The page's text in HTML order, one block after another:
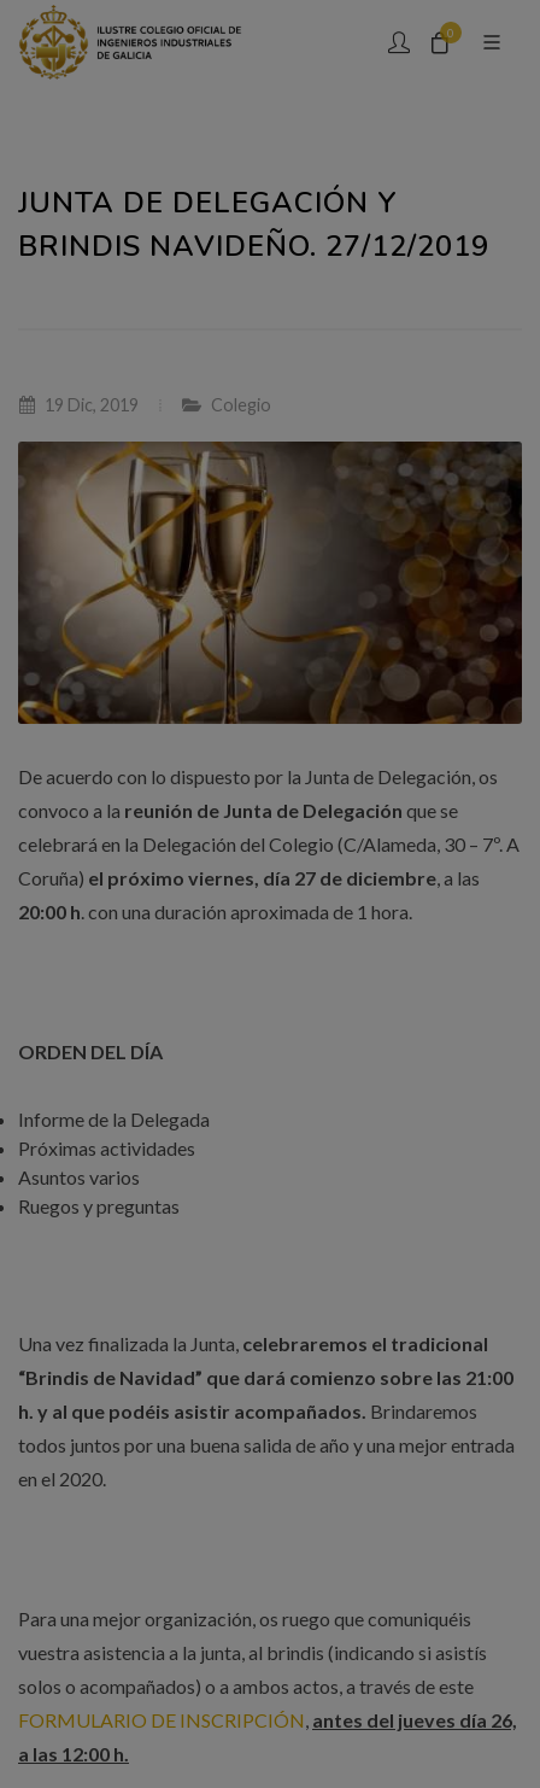
0
JUNTA DE DELEGACIÓN Y
BRINDIS NAVIDEÑO. 27/12/2019
19 Dic, 2019 Colegio
De acuerdo con lo dispuesto por la Junta de Delegación, os
convoco a la reunión de Junta de Delegación que se
celebrará en la Delegación del Colegio (C/Alameda, 30 – 7º. A
Coruña) el próximo viernes, día 27 de diciembre, a las
20:00 h. con una duración aproximada de 1 hora.
ORDEN DEL DÍA
Informe de la Delegada
Próximas actividades
Asuntos varios
Ruegos y preguntas
Una vez finalizada la Junta, celebraremos el tradicional
“Brindis de Navidad” que dará comienzo sobre las 21:00
h. y al que podéis asistir acompañados. Brindaremos
todos juntos por una buena salida de año y una mejor entrada
en el 2020.
Para una mejor organización, os ruego que comuniquéis
vuestra asistencia a la junta, al brindis (indicando si asistís
solos o acompañados) o a ambos actos, a través de este
FORMULARIO DE INSCRIPCIÓN, antes del jueves día 26,
a las 12:00 h.